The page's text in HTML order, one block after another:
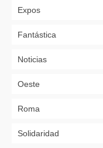
Expos
Fantástica
Noticias
Oeste
Roma
Solidaridad